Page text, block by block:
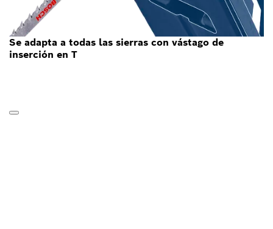
Se adapta a todas las sierras con vástago de
inserción en T